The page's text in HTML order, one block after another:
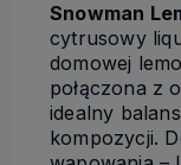
Snowman
cytrusowy
domowej
połączona z
idealny
kompozycji.